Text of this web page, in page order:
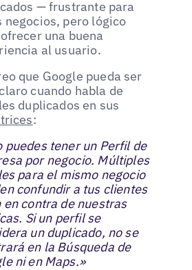
— frustrante para
negocios, pero lógico
una buena
al usuario.
que Google pueda ser
cuando habla de
duplicados en sus
:
puedes tener un Perfil de
por negocio. Múltiples
para el mismo negocio
confundir a tus clientes
en contra de nuestras
Si un perfil se
un duplicado, no se
en la Búsqueda de
ni en Maps.»